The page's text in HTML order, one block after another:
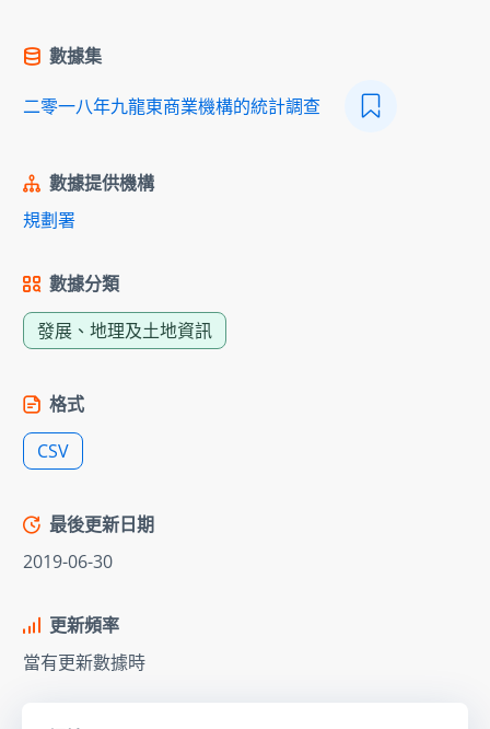
數據集
二零一八年九龍東商業機構的統計調查
數據提供機構
規劃署
數據分類
發展、地理及土地資訊
格式
CSV
最後更新日期
2019-06-30
更新頻率
當有更新數據時